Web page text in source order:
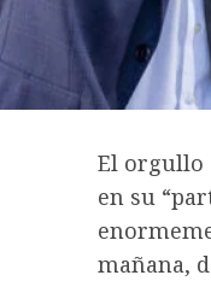
El orgullo
en su
mañana,